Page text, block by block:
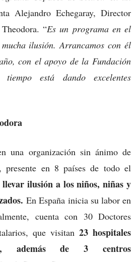
Alejandro Echegaray, Director
“Es un programa en el
ilusión. Arrancamos con él
con el apoyo de la Fundación
está dando excelentes
una organización sin ánimo de
en 8 países de todo el
llevar ilusión a los niños, niñas y
En España inicia su labor en
cuenta con 30 Doctores
que visitan23 hospitales
además de 3 centros